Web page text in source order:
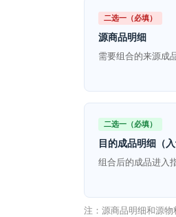
二选一（必填）
源商品明细
需要组合的来源成
二选一（必填）
目的成品明细（入
组合后的成品进入
注：源商品明细和源物